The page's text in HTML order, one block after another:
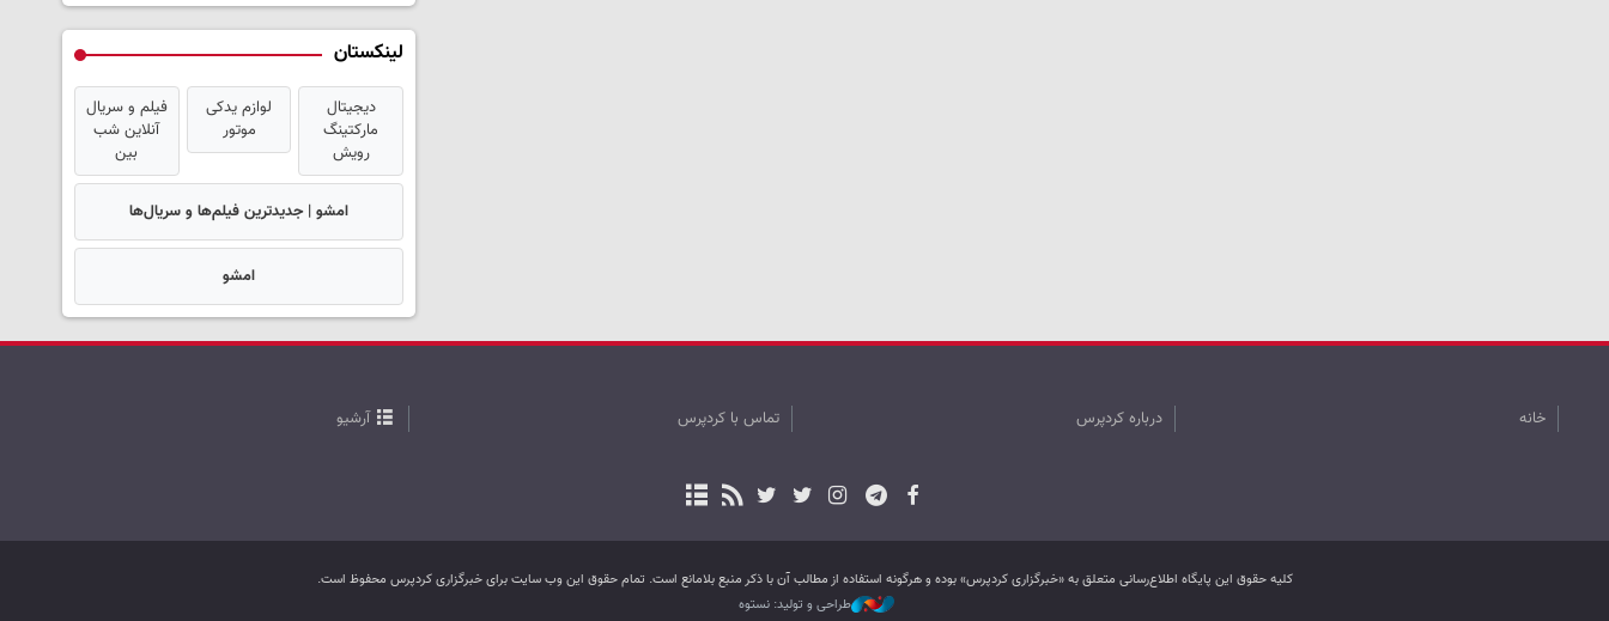
لینکستان
دیجیتال
مارکتینگ
رویش
لوازم یدکی
موتور
فیلم و سریال
آنلاین شب
بین
امشو | جدیدترین فیلم‌ها و سریال‌ها
امشو
خانه درباره کردپرس تماس با کردپرس آرشیو
کليه حقوق اين پایگاه اطلاع‌رسانی متعلق به «خبرگزاری کردپرس» بوده و هرگونه استفاده از مطالب آن با ذکر منبع بلامانع است. تمام حقوق این وب سایت برای خبرگزاری کردپرس محفوظ است.
طراحی و تولید: نستوه